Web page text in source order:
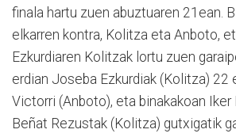
finala hartu zuen abuztuaren 21ean.
elkarren kontra, Kolitza eta Anboto,
Ezkurdiaren Kolitzak lortu zuen
erdian Joseba Ezkurdiak (Kolitza) 22
Victorri (Anboto), eta binakakoan Iker
Beñat Rezustak (Kolitza) gutxigatik